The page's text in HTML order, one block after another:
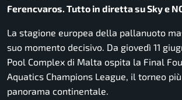
Ferencvaros. Tutto in diretta su Sky e
La stagione europea della pallanuoto
suo momento decisivo. Da giovedì 11
Pool Complex di Malta ospita la Final
Aquatics Champions League, il torneo
panorama continentale.